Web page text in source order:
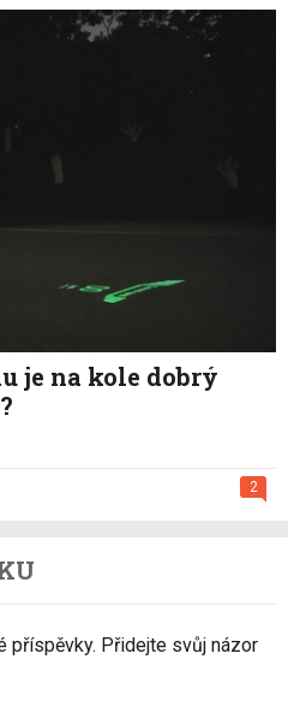
je na kole dobrý
2
příspěvky. Přidejte svůj názor